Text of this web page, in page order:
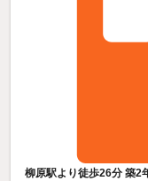
柳原駅より徒歩26分 築2